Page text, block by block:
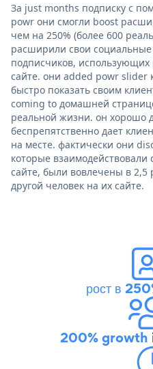
За just months подписку с
powr они смогли boost
чем на 250% (более 600
расширили свои социальные
подписчиков,
сайте. они added powr slider
быстро показать своим
coming to домашней
реальной жизни. он хорошо
беспрепятственно дает
на месте. фактически они
которые
сайте, были вовлечены в
другой человек на их сайте.
рост в
200% growth